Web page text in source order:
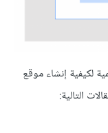
لكيفية إنشاء موقع